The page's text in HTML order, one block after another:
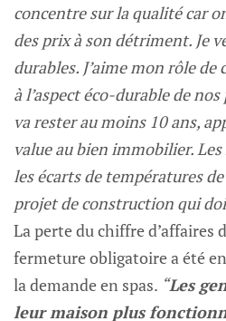
concentre sur la qualité car
des prix à son détriment. Je
durables. J’aime mon rôle
à l’aspect éco-durable de
va rester au moins 10 ans,
value au bien immobilier.
les écarts de températures
projet de construction qui
La perte du chiffre d’affaires
fermeture obligatoire a été
la demande en spas. “Les
leur maison plus